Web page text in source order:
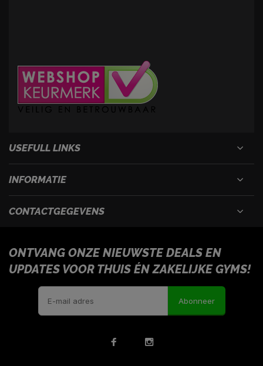
USEFULL LINKS
INFORMATIE
CONTACTGEGEVENS
ONTVANG ONZE NIEUWSTE DEALS EN
UPDATES VOOR THUIS ÉN ZAKELIJKE GYMS!
Abonneer